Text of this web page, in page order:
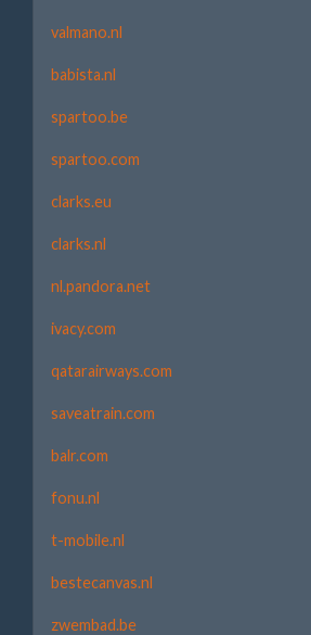
valmano.nl
babista.nl
spartoo.be
spartoo.com
clarks.eu
clarks.nl
nl.pandora.net
ivacy.com
qatarairways.com
saveatrain.com
balr.com
fonu.nl
t-mobile.nl
bestecanvas.nl
zwembad.be